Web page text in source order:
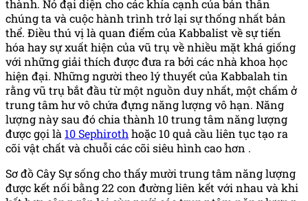
thành. Nó đại diện cho các khía cạnh của bản thân
chúng ta và cuộc hành trình trở lại sự thống nhất bản
thể. Điều thú vị là quan điểm của Kabbalist về sự tiến
hóa hay sự xuất hiện của vũ trụ về nhiều mặt khá giống
với những giải thích được đưa ra bởi các nhà khoa học
hiện đại. Những người theo lý thuyết của Kabbalah tin
rằng vũ trụ bắt đầu từ một nguồn duy nhất, một chấm ở
trung tâm hư vô chứa đựng năng lượng vô hạn. Năng
lượng này sau đó chia thành 10 trung tâm năng lượng
được gọi là 10 Sephiroth hoặc 10 quả cầu liên tục tạo ra
cõi vật chất và chuỗi các cõi siêu hình cao hơn .
Sơ đồ Cây Sự sống cho thấy mười trung tâm năng lượng
được kết nối bằng 22 con đường liên kết với nhau và khi